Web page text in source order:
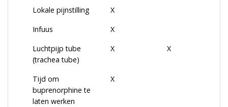
Lokale pijnstilling
X
Infuus
X
Luchtpijp tube
(trachea tube)
X X
Tijd om
buprenorphine te
laten werken
X